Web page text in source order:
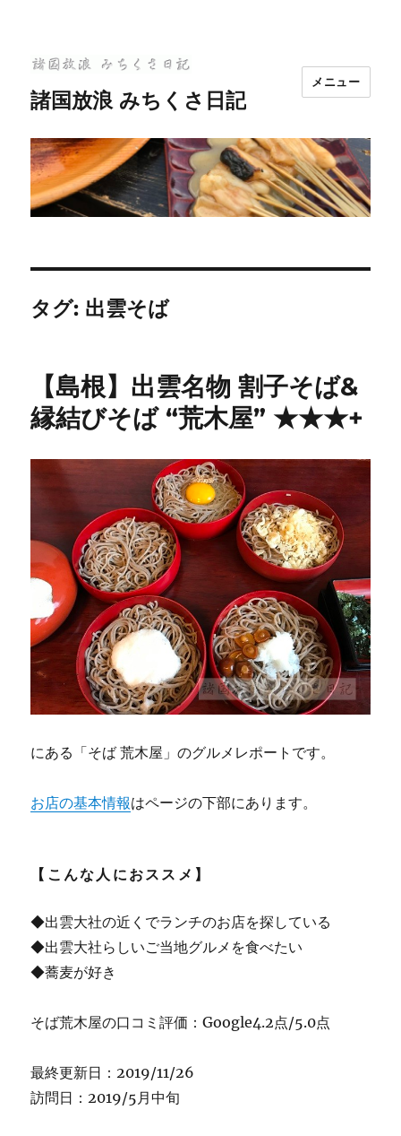
諸国放浪 みちくさ日記
メニュー
タグ: 出雲そば
【島根】出雲名物 割子そば&
縁結びそば “荒木屋” ★★★+
にある「そば 荒木屋」のグルメレポートです。
お店の基本情報はページの下部にあります。
【こんな人におススメ】
◆出雲大社の近くでランチのお店を探している
◆出雲大社らしいご当地グルメを食べたい
◆蕎麦が好き
そば荒木屋の口コミ評価：Google4.2点/5.0点
最終更新日：2019/11/26
訪問日：2019/5月中旬